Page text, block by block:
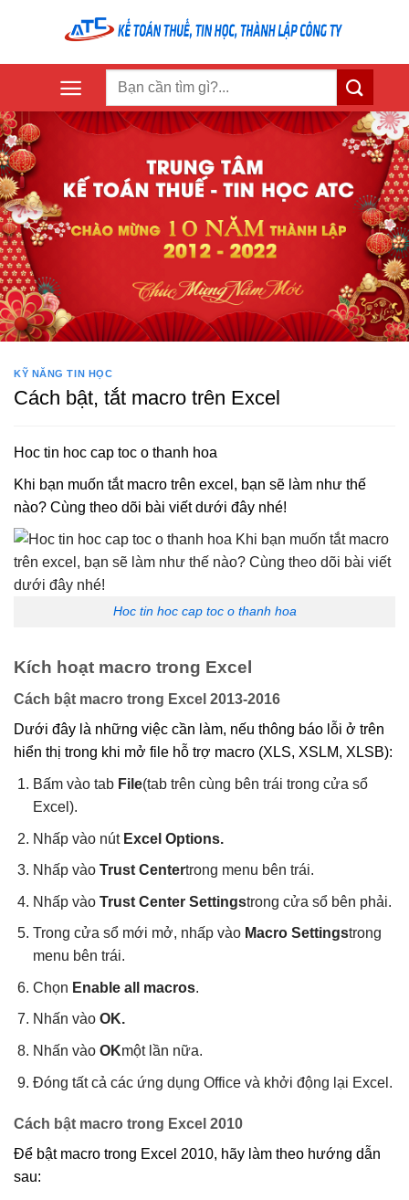
KỸ NĂNG TIN HỌC
Cách bật, tắt macro trên Excel
Hoc tin hoc cap toc o thanh hoa
Khi bạn muốn tắt macro trên excel, bạn sẽ làm như thế
nào? Cùng theo dõi bài viết dưới đây nhé!
Hoc tin hoc cap toc o thanh hoa
Kích hoạt macro trong Excel
Cách bật macro trong Excel 2013-2016
Dưới đây là những việc cần làm, nếu thông báo lỗi ở trên
hiển thị trong khi mở file hỗ trợ macro (XLS, XSLM, XLSB):
Bấm vào tab File(tab trên cùng bên trái trong cửa sổ
Excel).
Nhấp vào nút Excel Options.
Nhấp vào Trust Centertrong menu bên trái.
Nhấp vào Trust Center Settingstrong cửa sổ bên phải.
Trong cửa sổ mới mở, nhấp vào Macro Settingstrong
menu bên trái.
Chọn Enable all macros.
Nhấn vào OK.
Nhấn vào OKmột lần nữa.
Đóng tất cả các ứng dụng Office và khởi động lại Excel.
Cách bật macro trong Excel 2010
Để bật macro trong Excel 2010, hãy làm theo hướng dẫn
sau: